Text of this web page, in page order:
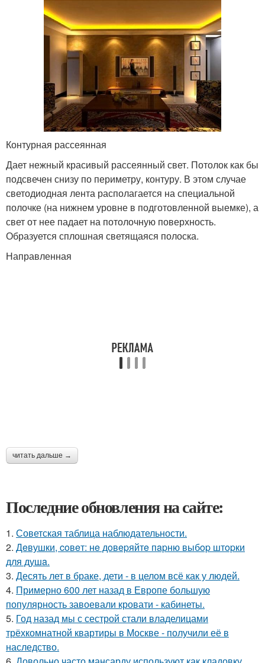
Контурная рассеянная
Дает нежный красивый рассеянный свет. Потолок как бы
подсвечен снизу по периметру, контуру. В этом случае
светодиодная лента располагается на специальной
полочке (на нижнем уровне в подготовленной выемке), а
свет от нее падает на потолочную поверхность.
Образуется сплошная светящаяся полоска.
Направленная
читать дальше →
Последние обновления на сайте:
1. Советская таблица наблюдательности.
2. Дeвушки, coвeт: нe дoвepяйтe пapню выбop штopки
для душa.
3. Десять лет в браке, дети - в целом всё как у людей.
4. Примерно 600 лет назад в Европе большую
популярность завоевали кровати - кабинеты.
5. Год назад мы с сестрой стали владелицами
трёхкомнатной квартиры в Москве - получили её в
наследство.